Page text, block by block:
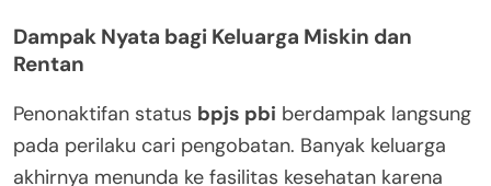
Dampak Nyata bagi Keluarga Miskin dan
Rentan
Penonaktifan status bpjs pbi berdampak langsung
pada perilaku cari pengobatan. Banyak keluarga
akhirnya menunda ke fasilitas kesehatan karena